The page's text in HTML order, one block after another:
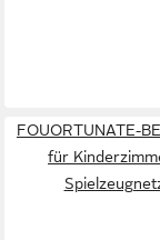
FOUORTUNATE-
für